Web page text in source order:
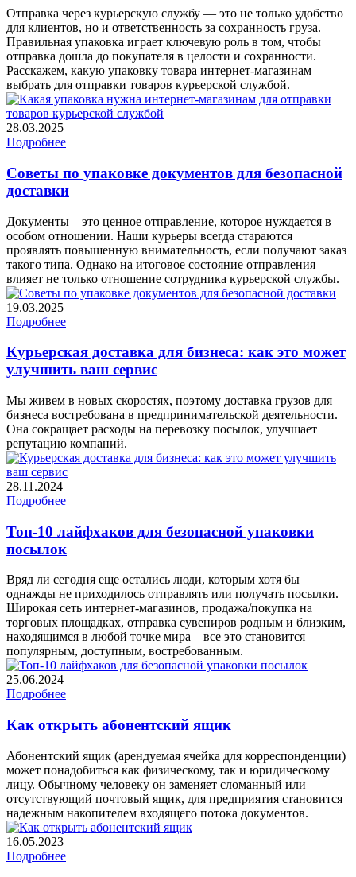
Отправка через курьерскую службу — это не только удобство
для клиентов, но и ответственность за сохранность груза.
Правильная упаковка играет ключевую роль в том, чтобы
отправка дошла до покупателя в целости и сохранности.
Расскажем, какую упаковку товара интернет-магазинам
выбрать для отправки товаров курьерской службой.
28.03.2025
Подробнее
Советы по упаковке документов для безопасной
доставки
Документы – это ценное отправление, которое нуждается в
особом отношении. Наши курьеры всегда стараются
проявлять повышенную внимательность, если получают заказ
такого типа. Однако на итоговое состояние отправления
влияет не только отношение сотрудника курьерской службы.
19.03.2025
Подробнее
Курьерская доставка для бизнеса: как это может
улучшить ваш сервис
Мы живем в новых скоростях, поэтому доставка грузов для
бизнеса востребована в предпринимательской деятельности.
Она сокращает расходы на перевозку посылок, улучшает
репутацию компаний.
28.11.2024
Подробнее
Топ-10 лайфхаков для безопасной упаковки
посылок
Вряд ли сегодня еще остались люди, которым хотя бы
однажды не приходилось отправлять или получать посылки.
Широкая сеть интернет-магазинов, продажа/покупка на
торговых площадках, отправка сувениров родным и близким,
находящимся в любой точке мира – все это становится
популярным, доступным, востребованным.
25.06.2024
Подробнее
Как открыть абонентский ящик
Абонентский ящик (арендуемая ячейка для корреспонденции)
может понадобиться как физическому, так и юридическому
лицу. Обычному человеку он заменяет сломанный или
отсутствующий почтовый ящик, для предприятия становится
надежным накопителем входящего потока документов.
16.05.2023
Подробнее